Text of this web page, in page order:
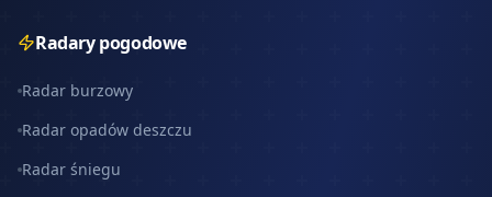
Radary pogodowe
Radar burzowy
Radar opadów deszczu
Radar śniegu